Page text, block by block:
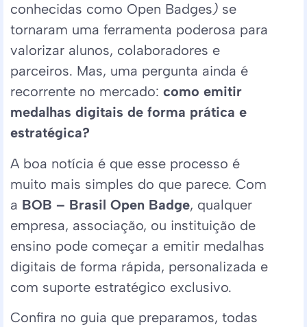
conhecidas como Open Badges) se
tornaram uma ferramenta poderosa para
valorizar alunos, colaboradores e
parceiros. Mas, uma pergunta ainda é
recorrente no mercado: como emitir
medalhas digitais de forma prática e
estratégica?
A boa notícia é que esse processo é
muito mais simples do que parece. Com
a BOB – Brasil Open Badge, qualquer
empresa, associação, ou instituição de
ensino pode começar a emitir medalhas
digitais de forma rápida, personalizada e
com suporte estratégico exclusivo.
Confira no guia que preparamos, todas